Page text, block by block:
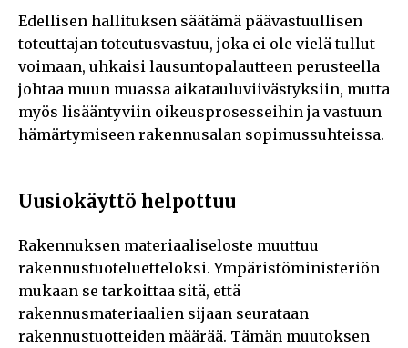
Edellisen hallituksen säätämä päävastuullisen
toteuttajan toteutusvastuu, joka ei ole vielä tullut
voimaan, uhkaisi lausuntopalautteen perusteella
johtaa muun muassa aikatauluviivästyksiin, mutta
myös lisääntyviin oikeusprosesseihin ja vastuun
hämärtymiseen rakennusalan sopimussuhteissa.
Uusiokäyttö helpottuu
Rakennuksen materiaaliseloste muuttuu
rakennustuoteluetteloksi. Ympäristöministeriön
mukaan se tarkoittaa sitä, että
rakennusmateriaalien sijaan seurataan
rakennustuotteiden määrää. Tämän muutoksen